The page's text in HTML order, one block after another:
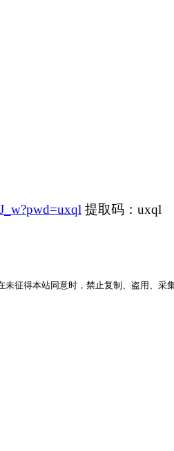
提取码：uxql
征得本站同意时，禁止复制、盗用、